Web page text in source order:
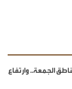
الجمعة.. وارتفاع